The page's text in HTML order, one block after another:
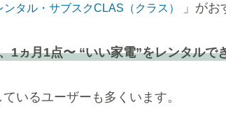
ンタル・サブスクCLAS（クラス） 」がお
1ヵ月1点〜 “いい家電”をレンタルで
いるユーザーも多くいます。